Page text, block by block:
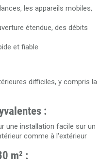
les appareils mobiles,
étendue, des débits
et fiable
difficiles, y compris la
:
une installation facile sur un
comme à l'extérieur
m² :